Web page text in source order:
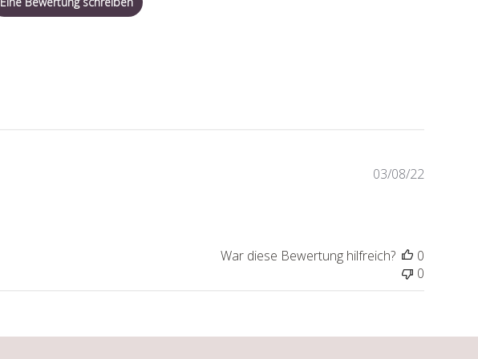
03/08/22
War diese Bewertung hilfreich?
0
0